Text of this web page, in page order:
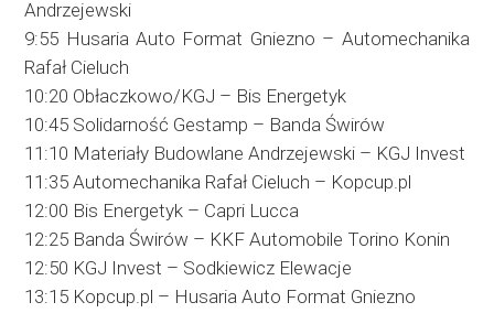
Andrzejewski
9:55 Husaria Auto Format Gniezno – Automechanika
Rafał Cieluch
10:20 Obłaczkowo/KGJ – Bis Energetyk
10:45 Solidarność Gestamp – Banda Świrów
11:10 Materiały Budowlane Andrzejewski – KGJ Invest
11:35 Automechanika Rafał Cieluch – Kopcup.pl
12:00 Bis Energetyk – Capri Lucca
12:25 Banda Świrów – KKF Automobile Torino Konin
12:50 KGJ Invest – Sodkiewicz Elewacje
13:15 Kopcup.pl – Husaria Auto Format Gniezno